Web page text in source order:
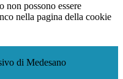
non possono essere
nella pagina della cookie
di Medesano